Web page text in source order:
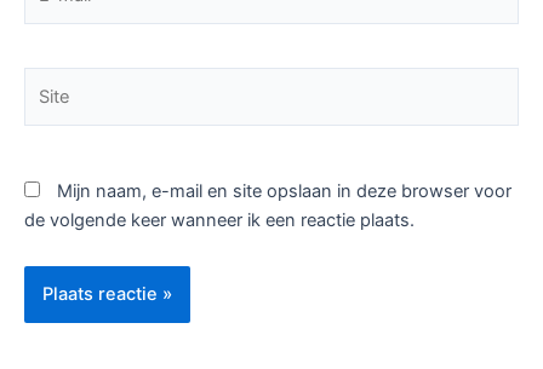
Mijn naam, e-mail en site opslaan in deze browser voor
de volgende keer wanneer ik een reactie plaats.